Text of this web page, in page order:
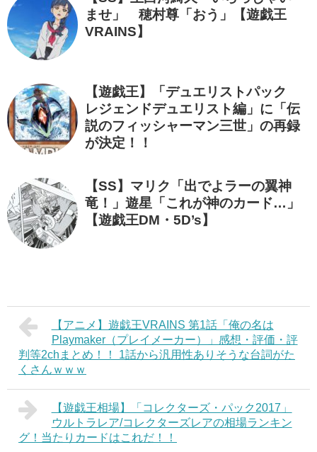
ませ」 穂村尊「おう」【遊戯王
VRAINS】
【遊戯王】「デュエリストパック
レジェンドデュエリスト編」に「伝
説のフィッシャーマン三世」の再録
が決定！！
【SS】マリク「出でよラーの翼神
竜！」遊星「これが神のカード…」
【遊戯王DM・5D’s】
【アニメ】遊戯王VRAINS 第1話「俺の名は
Playmaker（プレイメーカー）」感想・評価・評
判等2chまとめ！！ 1話から汎用性ありそうな台詞がた
くさんｗｗｗ
【遊戯王相場】「コレクターズ・パック2017」
ウルトラレア/コレクターズレアの相場ランキン
グ！当たりカードはこれだ！！